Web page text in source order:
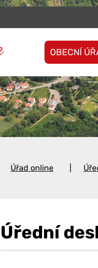
OBECNÍ
Úřad online
Úřední